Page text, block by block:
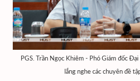
PGS. Trần Ngọc Khiêm - Phó Giám đốc
lắng nghe các chuyên đề